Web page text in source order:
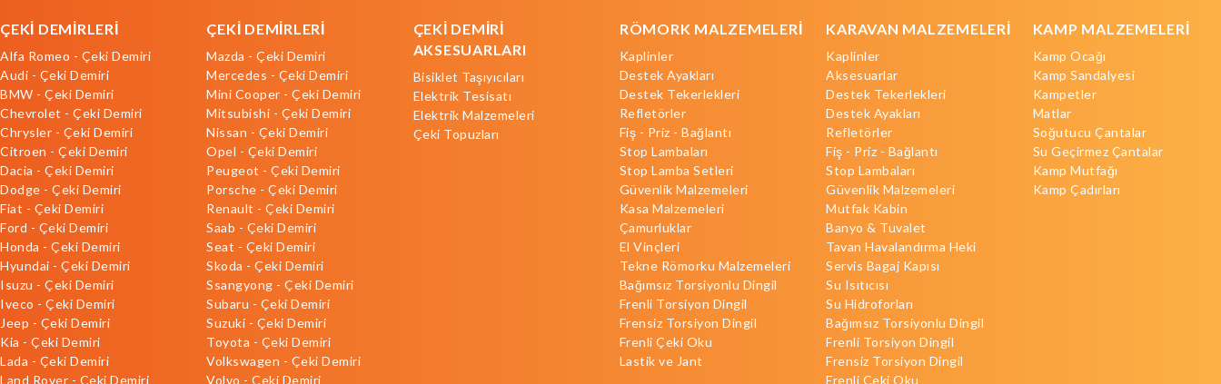
ÇEKİ DEMİRLERİ
Alfa Romeo - Çeki Demiri
Audi - Çeki Demiri
BMW - Çeki Demiri
Chevrolet - Çeki Demiri
Chrysler - Çeki Demiri
Citroen - Çeki Demiri
Dacia - Çeki Demiri
Dodge - Çeki Demiri
Fiat - Çeki Demiri
Ford - Çeki Demiri
Honda - Çeki Demiri
Hyundai - Çeki Demiri
Isuzu - Çeki Demiri
Iveco - Çeki Demiri
Jeep - Çeki Demiri
Kia - Çeki Demiri
Lada - Çeki Demiri
Land Rover - Çeki Demiri
ÇEKİ DEMİRLERİ
Mazda - Çeki Demiri
Mercedes - Çeki Demiri
Mini Cooper - Çeki Demiri
Mitsubishi - Çeki Demiri
Nissan - Çeki Demiri
Opel - Çeki Demiri
Peugeot - Çeki Demiri
Porsche - Çeki Demiri
Renault - Çeki Demiri
Saab - Çeki Demiri
Seat - Çeki Demiri
Skoda - Çeki Demiri
Ssangyong - Çeki Demiri
Subaru - Çeki Demiri
Suzuki - Çeki Demiri
Toyota - Çeki Demiri
Volkswagen - Çeki Demiri
Volvo - Çeki Demiri
ÇEKİ DEMİRİ
AKSESUARLARI
Bisiklet Taşıyıcıları
Elektrik Tesisatı
Elektrik Malzemeleri
Çeki Topuzları
RÖMORK MALZEMELERİ
Kaplinler
Destek Ayakları
Destek Tekerlekleri
Refletörler
Fiş - Priz - Bağlantı
Stop Lambaları
Stop Lamba Setleri
Güvenlik Malzemeleri
Kasa Malzemeleri
Çamurluklar
El Vinçleri
Tekne Römorku Malzemeleri
Bağımsız Torsiyonlu Dingil
Frenli Torsiyon Dingil
Frensiz Torsiyon Dingil
Frenli Çeki Oku
Lastik ve Jant
KARAVAN MALZEMELERİ
Kaplinler
Aksesuarlar
Destek Tekerlekleri
Destek Ayakları
Refletörler
Fiş - Priz - Bağlantı
Stop Lambaları
Güvenlik Malzemeleri
Mutfak Kabin
Banyo & Tuvalet
Tavan Havalandırma Heki
Servis Bagaj Kapısı
Su Isıtıcısı
Su Hidroforları
Bağımsız Torsiyonlu Dingil
Frenli Torsiyon Dingil
Frensiz Torsiyon Dingil
Frenli Çeki Oku
KAMP MALZEMELERİ
Kamp Ocağı
Kamp Sandalyesi
Kampetler
Matlar
Soğutucu Çantalar
Su Geçirmez Çantalar
Kamp Mutfağı
Kamp Çadırları